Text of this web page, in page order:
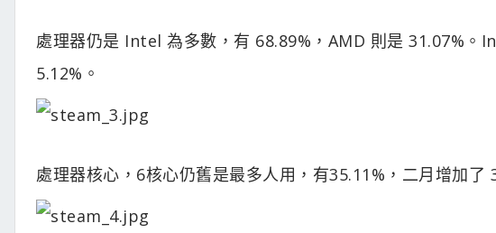
處理器仍是 Intel 為多數，有 68.89%，AMD 則是 31.07%。
5.12%。
處理器核心，6核心仍舊是最多人用，有35.11%，二月增加了